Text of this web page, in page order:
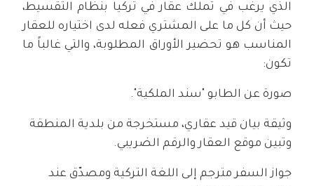
الذي يرغب في تملك عقار في تركيا بنظام التقسيط،
حيث أن كل ما على المشتري فعله لدى اختياره للعقار
المناسب هو تحضير الأوراق المطلوبة، والتي غالباً ما
تكون:
صورة عن الطابو "سند الملكية".
وثيقة بيان قيد عقاري، مستخرجة من بلدية المنطقة
وتبين موقع العقار والرقم الضريبي.
جواز السفر مترجم إلى اللغة التركية ومصدّق عند